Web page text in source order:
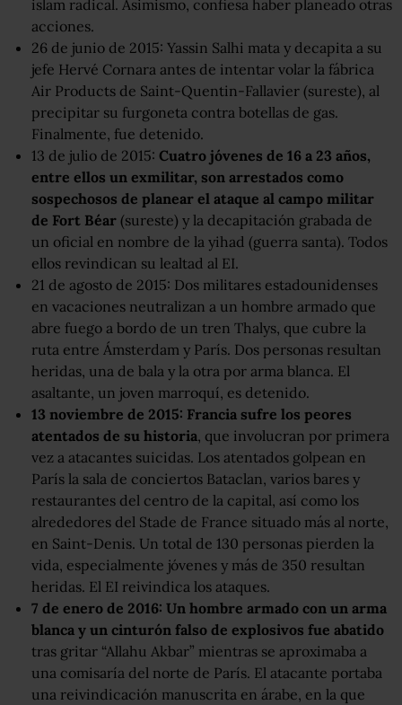
islam radical. Asimismo, confiesa haber planeado otras
acciones.
26 de junio de 2015: Yassin Salhi mata y decapita a su
jefe Hervé Cornara antes de intentar volar la fábrica
Air Products de Saint-Quentin-Fallavier (sureste), al
precipitar su furgoneta contra botellas de gas.
Finalmente, fue detenido.
13 de julio de 2015: Cuatro jóvenes de 16 a 23 años,
entre ellos un exmilitar, son arrestados como
sospechosos de planear el ataque al campo militar
de Fort Béar (sureste) y la decapitación grabada de
un oficial en nombre de la yihad (guerra santa). Todos
ellos revindican su lealtad al EI.
21 de agosto de 2015: Dos militares estadounidenses
en vacaciones neutralizan a un hombre armado que
abre fuego a bordo de un tren Thalys, que cubre la
ruta entre Ámsterdam y París. Dos personas resultan
heridas, una de bala y la otra por arma blanca. El
asaltante, un joven marroquí, es detenido.
13 noviembre de 2015: Francia sufre los peores
atentados de su historia , que involucran por primera
vez a atacantes suicidas. Los atentados golpean en
París la sala de conciertos Bataclan, varios bares y
restaurantes del centro de la capital, así como los
alrededores del Stade de France situado más al norte,
en Saint-Denis. Un total de 130 personas pierden la
vida, especialmente jóvenes y más de 350 resultan
heridas. El EI reivindica los ataques.
7 de enero de 2016: Un hombre armado con un arma
blanca y un cinturón falso de explosivos fue abatido
tras gritar “Allahu Akbar” mientras se aproximaba a
una comisaría del norte de París. El atacante portaba
una reivindicación manuscrita en árabe, en la que